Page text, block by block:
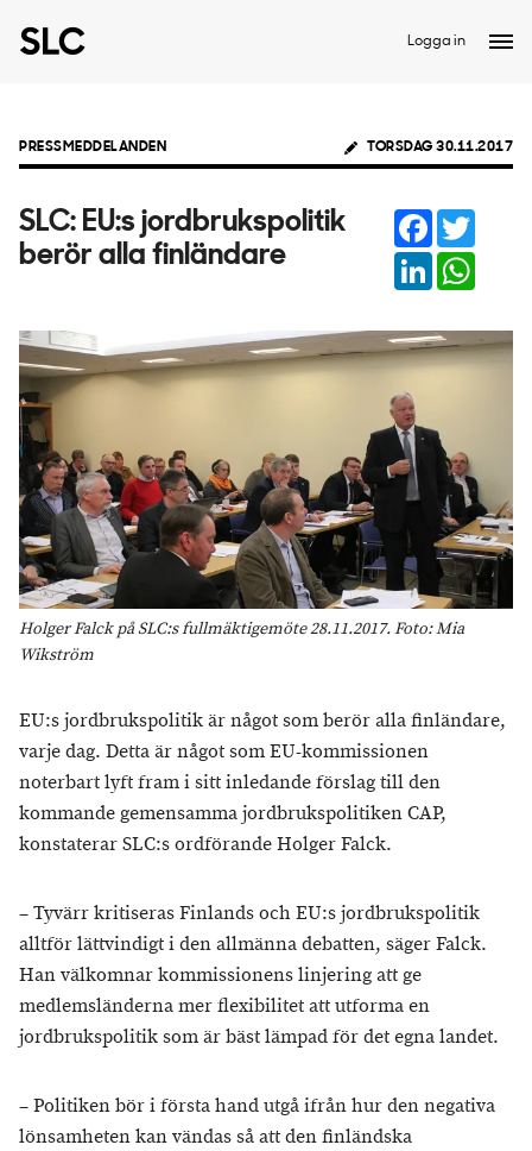
Logga in
PRESSMEDDELANDEN TORSDAG 30.11.2017
SLC: EU:s jordbrukspolitik
berör alla finländare
Facebook
LinkedIn
Holger Falck på SLC:s fullmäktigemöte 28.11.2017. Foto: Mia
Wikström
EU:s jordbrukspolitik är något som berör alla finländare,
varje dag. Detta är något som EU-kommissionen
noterbart lyft fram i sitt inledande förslag till den
kommande gemensamma jordbrukspolitiken CAP,
konstaterar SLC:s ordförande Holger Falck.
– Tyvärr kritiseras Finlands och EU:s jordbrukspolitik
alltför lättvindigt i den allmänna debatten, säger Falck.
Han välkomnar kommissionens linjering att ge
medlemsländerna mer flexibilitet att utforma en
jordbrukspolitik som är bäst lämpad för det egna landet.
– Politiken bör i första hand utgå ifrån hur den negativa
lönsamheten kan vändas så att den finländska